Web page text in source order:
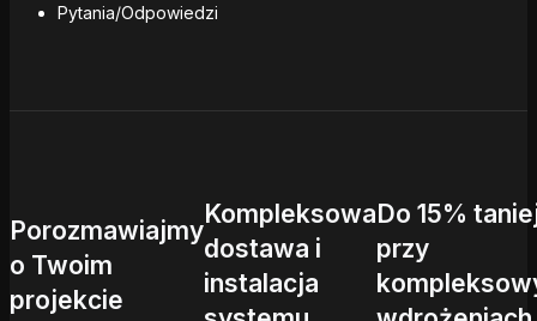
Pytania/Odpowiedzi
Porozmawiajmy
o Twoim
projekcie
Kompleksowa
dostawa i
instalacja
Do 15%
przy